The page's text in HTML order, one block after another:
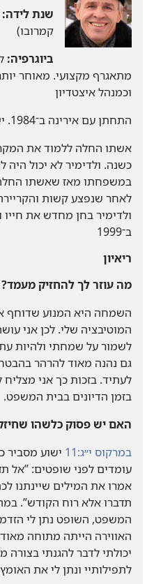
שנת לידה:‏
קמרובו)‏
ביוגרפיה:‏
מתאגרף מקצועי.‏ מאוחר
וכמנהל איצטדיון
התחתן עם אירינה ב־1984.‏ יש להם בן ובת
כשנה.‏ ולדימיר לא יכול
במשפחתו מאז שאשתו
לאחר שנפצע קשות
ולדימיר בחן מחדש את
ב־1999
ריאיון
מה עוזר לך להחזיק מעמד?‏
השמחה היא המנוע שדוחף
המוטיבציה שלי.‏ לכן אני
לשמור על שמחתי ולהיות
גם נהנה מאוד להרהר
לעתיד.‏ בזכות כך אני
בזמן הדיונים בבית המשפט.‏
האם יש פסוק כלשהו
במרקוס י״ג:‏11
ישוע מסביר
עומדים לפני שופטים:‏ ”‏אל
אמרו את המילים שיינתנו
תדברו אלא רוח הקודש”‏.‏
המשפט,‏ השופט נתן לי
האווירה הייתה מתוחה
יכולתי לדבר להגנתי
לתפילותיי ונתן לי את